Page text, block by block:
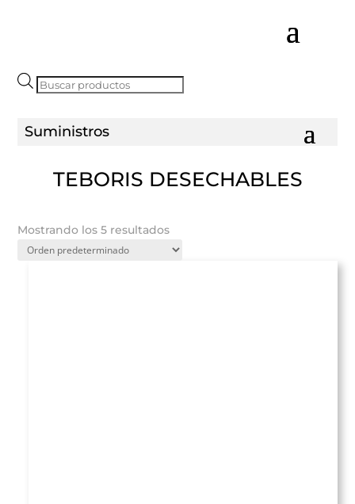
Búsqueda
TEBORIS DESECHABLES
Mostrando los 5 resultados